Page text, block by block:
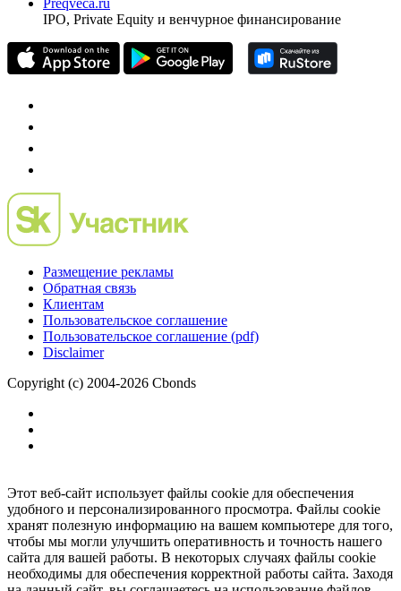
Preqveca.ru
IPO, Private Equity и венчурное финансирование
Размещение рекламы
Обратная связь
Клиентам
Пользовательское соглашение
Пользовательское соглашение (pdf)
Disclaimer
Copyright (c) 2004-2026 Cbonds
Этот веб-сайт использует файлы cookie для обеспечения
удобного и персонализированного просмотра. Файлы cookie
хранят полезную информацию на вашем компьютере для того,
чтобы мы могли улучшить оперативность и точность нашего
сайта для вашей работы. В некоторых случаях файлы cookie
необходимы для обеспечения корректной работы сайта. Заходя